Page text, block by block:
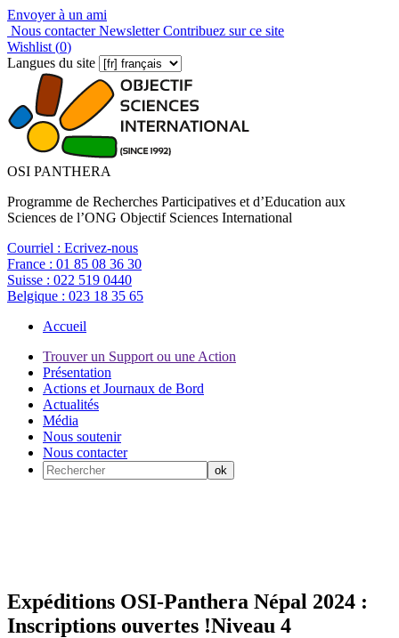
Envoyer à un ami
Nous contacterNewsletterContribuez sur ce site
Wishlist (0)
Langues du site
OSI PANTHERA
Programme de Recherches Participatives et d’Education aux
Sciences de l’ONG Objectif Sciences International
Courriel : Ecrivez-nous
France : 01 85 08 36 30
Suisse : 022 519 0440
Belgique : 023 18 35 65
Accueil
Trouver un Support ou une Action
Présentation
Actions et Journaux de Bord
Actualités
Média
Nous soutenir
Nous contacter
Expéditions OSI-Panthera Népal 2024 :
Inscriptions ouvertes !Niveau 4